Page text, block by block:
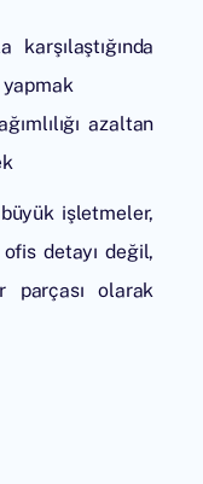
azaltan
büyük işletmeler,
detayı değil,
parçası olarak